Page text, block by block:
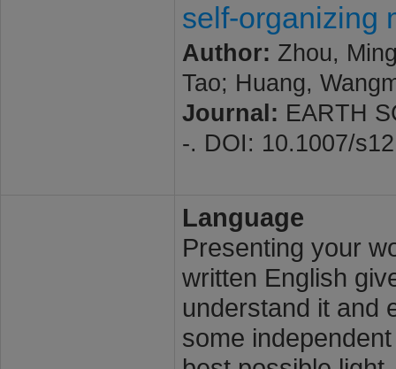
self-organizing
Author: Zhou,
Tao; Huang,
Journal: EARTH
-. DOI: 10.1007/
Language
Presenting your
written English
understand it and
some